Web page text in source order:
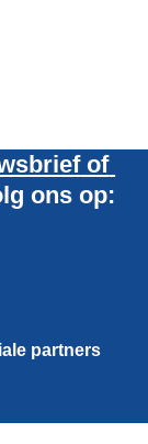
of
ons op:
partners